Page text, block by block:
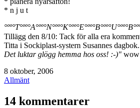
* n j u t
Tillägg den 8/10: Tack för alla era
Titta i Sockiplast-systern Susannes
Det luktar glögg hemma hos oss! :-)"
Publicerat
den
8 oktober, 2006
Kategoriserat
Allmänt
14 kommentarer